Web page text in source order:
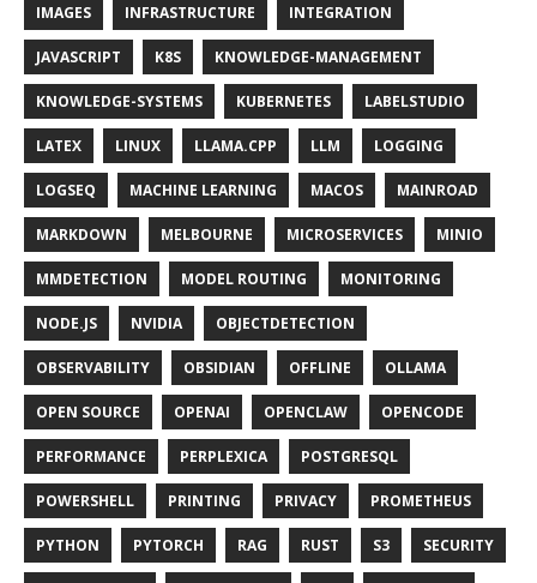
IMAGES INFRASTRUCTURE INTEGRATION
JAVASCRIPT K8S KNOWLEDGE-MANAGEMENT
KNOWLEDGE-SYSTEMS KUBERNETES LABELSTUDIO
LATEX LINUX LLAMA.CPP LLM LOGGING
LOGSEQ MACHINE LEARNING MACOS MAINROAD
MARKDOWN MELBOURNE MICROSERVICES MINIO
MMDETECTION MODEL ROUTING MONITORING
NODE.JS NVIDIA OBJECTDETECTION
OBSERVABILITY OBSIDIAN OFFLINE OLLAMA
OPEN SOURCE OPENAI OPENCLAW OPENCODE
PERFORMANCE PERPLEXICA POSTGRESQL
POWERSHELL PRINTING PRIVACY PROMETHEUS
PYTHON PYTORCH RAG RUST S3 SECURITY